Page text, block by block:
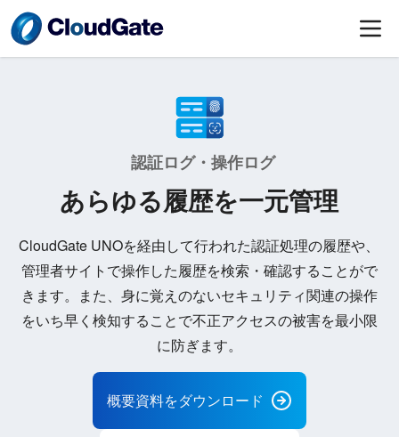
認証ログ・操作ログ
あらゆる履歴を一元管理
CloudGate UNOを経由して行われた認証処理の履歴や、
管理者サイトで操作した履歴を検索・確認することがで
きます。また、身に覚えのないセキュリティ関連の操作
をいち早く検知することで不正アクセスの被害を最小限
に防ぎます。
概要資料をダウンロード